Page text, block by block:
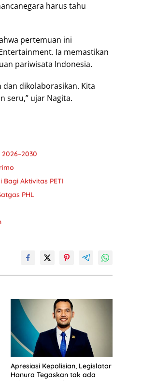
harus tahu
pertemuan ini
Ia memastikan
pariwisata Indonesia.
dan dikolaborasikan. Kita
seru,” ujar Nagita.
Aktivitas PETI
PHL
Apresiasi Kepolisian, Legislator
Hanura Tegaskan tak ada